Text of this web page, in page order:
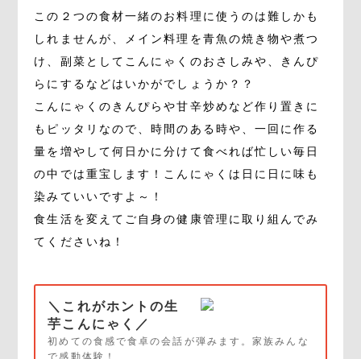
この２つの食材一緒のお料理に使うのは難しかも
しれませんが、メイン料理を青魚の焼き物や煮つ
け、副菜としてこんにゃくのおさしみや、きんぴ
らにするなどはいかがでしょうか？？
こんにゃくのきんぴらや甘辛炒めなど作り置きに
もピッタリなので、時間のある時や、一回に作る
量を増やして何日かに分けて食べれば忙しい毎日
の中では重宝します！こんにゃくは日に日に味も
染みていいですよ～！
食生活を変えてご自身の健康管理に取り組んでみ
てくださいね！
＼これがホントの生
芋こんにゃく／
初めての食感で食卓の会話が弾みます。家族みんな
で感動体験！